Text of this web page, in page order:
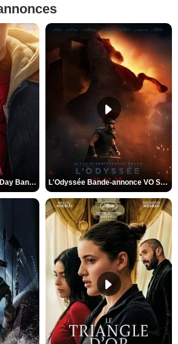
Spider-Man: Brand New Day Bande-annonce VO STFR L'Odyssée Bande-annonce VO STFR